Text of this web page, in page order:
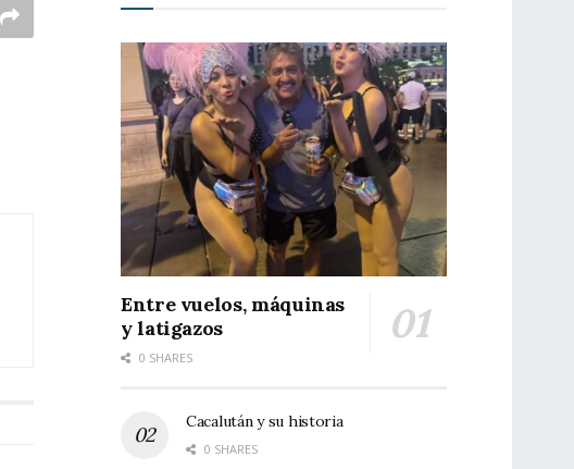
Entre vuelos, máquinas
y latigazos
0 SHARES
Cacalután y su historia
0 SHARES